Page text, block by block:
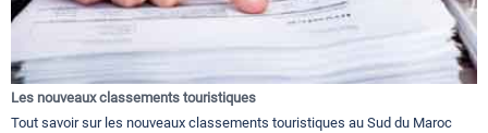
Les nouveaux classements touristiques
Tout savoir sur les nouveaux classements touristiques au Sud du Maroc